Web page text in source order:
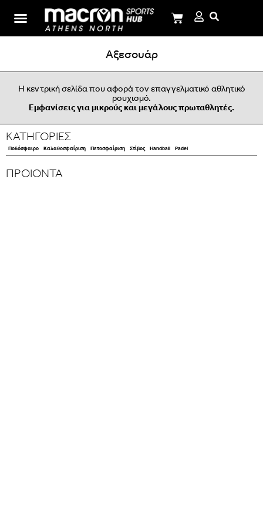
Αξεσουάρ
Η κεντρική σελίδα που αφορά τον επαγγελματικό αθλητικό
ρουχισμό.
Εμφανίσεις για μικρούς και μεγάλους πρωταθλητές.
ΚΑΤΗΓΟΡΙΕΣ
Ποδόσφαιρο Καλαθοσφαίριση Πετοσφαίριση Στίβος Handball Padel
ΠΡΟΙΟΝΤΑ